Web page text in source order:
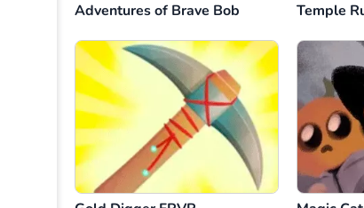
Adventures of Brave Bob Temple